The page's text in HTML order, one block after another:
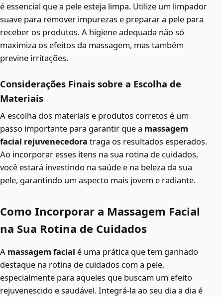
é essencial que a pele esteja limpa. Utilize um limpador
suave para remover impurezas e preparar a pele para
receber os produtos. A higiene adequada não só
maximiza os efeitos da massagem, mas também
previne irritações.
Considerações Finais sobre a Escolha de
Materiais
A escolha dos materiais e produtos corretos é um
passo importante para garantir que a massagem
facial rejuvenecedora traga os resultados esperados.
Ao incorporar esses itens na sua rotina de cuidados,
você estará investindo na saúde e na beleza da sua
pele, garantindo um aspecto mais jovem e radiante.
Como Incorporar a Massagem Facial
na Sua Rotina de Cuidados
A massagem facial é uma prática que tem ganhado
destaque na rotina de cuidados com a pele,
especialmente para aqueles que buscam um efeito
rejuvenescido e saudável. Integrá-la ao seu dia a dia é